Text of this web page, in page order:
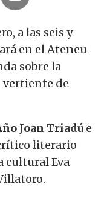
a las seis y
en el Ateneu
sobre la
vertiente de
Joan Triadú e
literario
cultural Eva